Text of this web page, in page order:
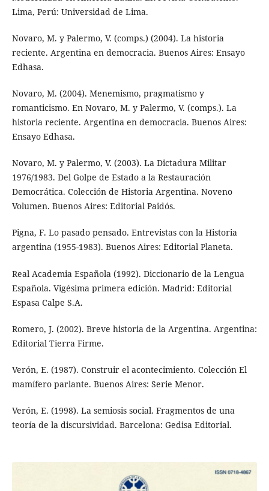
Lima, Perú: Universidad de Lima.
Novaro, M. y Palermo, V. (comps.) (2004). La historia
reciente. Argentina en democracia. Buenos Aires: Ensayo
Edhasa.
Novaro, M. (2004). Menemismo, pragmatismo y
romanticismo. En Novaro, M. y Palermo, V. (comps.). La
historia reciente. Argentina en democracia. Buenos Aires:
Ensayo Edhasa.
Novaro, M. y Palermo, V. (2003). La Dictadura Militar
1976/1983. Del Golpe de Estado a la Restauración
Democrática. Colección de Historia Argentina. Noveno
Volumen. Buenos Aires: Editorial Paidós.
Pigna, F. Lo pasado pensado. Entrevistas con la Historia
argentina (1955-1983). Buenos Aires: Editorial Planeta.
Real Academia Española (1992). Diccionario de la Lengua
Española. Vigésima primera edición. Madrid: Editorial
Espasa Calpe S.A.
Romero, J. (2002). Breve historia de la Argentina. Argentina:
Editorial Tierra Firme.
Verón, E. (1987). Construir el acontecimiento. Colección El
mamífero parlante. Buenos Aires: Serie Menor.
Verón, E. (1998). La semiosis social. Fragmentos de una
teoría de la discursividad. Barcelona: Gedisa Editorial.